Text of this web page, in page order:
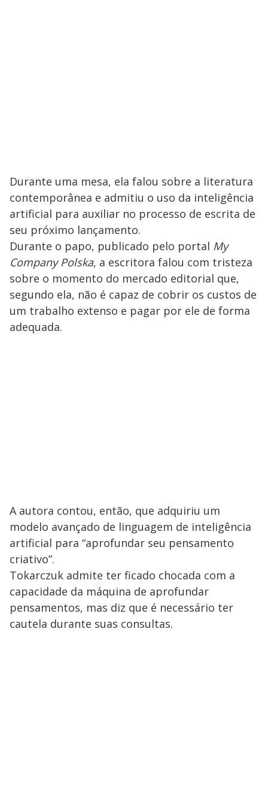
Durante uma mesa, ela falou sobre a literatura
contemporânea e admitiu o uso da inteligência
artificial para auxiliar no processo de escrita de
seu próximo lançamento.
Durante o papo, publicado pelo portal My
Company Polska, a escritora falou com tristeza
sobre o momento do mercado editorial que,
segundo ela, não é capaz de cobrir os custos de
um trabalho extenso e pagar por ele de forma
adequada.
A autora contou, então, que adquiriu um
modelo avançado de linguagem de inteligência
artificial para “aprofundar seu pensamento
criativo”.
Tokarczuk admite ter ficado chocada com a
capacidade da máquina de aprofundar
pensamentos, mas diz que é necessário ter
cautela durante suas consultas.